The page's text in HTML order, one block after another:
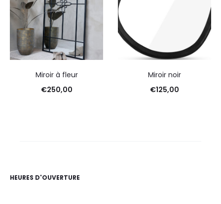
Miroir à fleur
€250,00
Miroir noir
€125,00
HEURES D'OUVERTURE